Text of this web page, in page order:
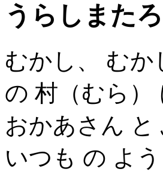
うらしまた
むかし、 むか
の 村（むら）
おかあさん
いつも の よ